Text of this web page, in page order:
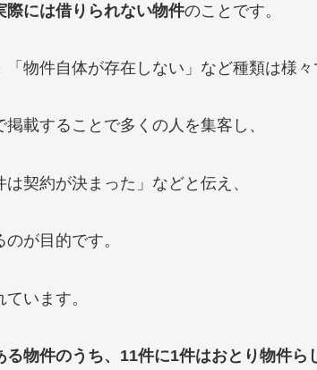
際には借りられない物件のことです。
「物件自体が存在しない」など種類は様々
掲載することで多くの人を集客し、
契約が決まった」などと伝え、
が目的です。
います。
物件のうち、11件に1件はおとり物件ら